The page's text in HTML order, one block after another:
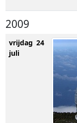
2009
vrijdag 24
juli